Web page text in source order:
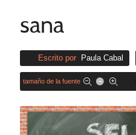
sana
Escrito por Paula Cabal
tamaño de la fuente